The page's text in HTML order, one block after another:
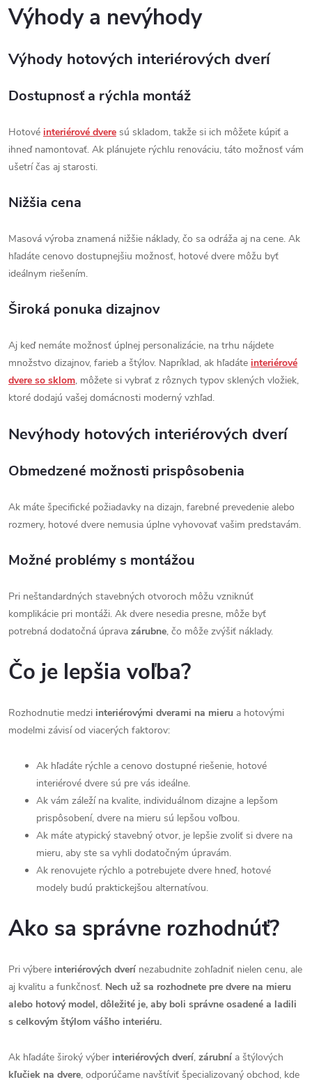
Výhody a nevýhody
Výhody hotových interiérových dverí
Dostupnosť a rýchla montáž
Hotové interiérové dvere sú skladom, takže si ich môžete kúpiť a
ihneď namontovať. Ak plánujete rýchlu renováciu, táto možnosť vám
ušetrí čas aj starosti.
Nižšia cena
Masová výroba znamená nižšie náklady, čo sa odráža aj na cene. Ak
hľadáte cenovo dostupnejšiu možnosť, hotové dvere môžu byť
ideálnym riešením.
Široká ponuka dizajnov
Aj keď nemáte možnosť úplnej personalizácie, na trhu nájdete
množstvo dizajnov, farieb a štýlov. Napríklad, ak hľadáte interiérové
dvere so sklom, môžete si vybrať z rôznych typov sklených vložiek,
ktoré dodajú vašej domácnosti moderný vzhľad.
Nevýhody hotových interiérových dverí
Obmedzené možnosti prispôsobenia
Ak máte špecifické požiadavky na dizajn, farebné prevedenie alebo
rozmery, hotové dvere nemusia úplne vyhovovať vašim predstavám.
Možné problémy s montážou
Pri neštandardných stavebných otvoroch môžu vzniknúť
komplikácie pri montáži. Ak dvere nesedia presne, môže byť
potrebná dodatočná úprava zárubne, čo môže zvýšiť náklady.
Čo je lepšia voľba?
Rozhodnutie medzi interiérovými dverami na mieru a hotovými
modelmi závisí od viacerých faktorov:
Ak hľadáte rýchle a cenovo dostupné riešenie, hotové
interiérové dvere sú pre vás ideálne.
Ak vám záleží na kvalite, individuálnom dizajne a lepšom
prispôsobení, dvere na mieru sú lepšou voľbou.
Ak máte atypický stavebný otvor, je lepšie zvoliť si dvere na
mieru, aby ste sa vyhli dodatočným úpravám.
Ak renovujete rýchlo a potrebujete dvere hneď, hotové
modely budú praktickejšou alternatívou.
Ako sa správne rozhodnúť?
Pri výbere interiérových dverí nezabudnite zohľadniť nielen cenu, ale
aj kvalitu a funkčnosť. Nech už sa rozhodnete pre dvere na mieru
alebo hotový model, dôležité je, aby boli správne osadené a ladili
s celkovým štýlom vášho interiéru.
Ak hľadáte široký výber interiérových dverí, zárubní a štýlových
kľučiek na dvere, odporúčame navštíviť špecializovaný obchod, kde